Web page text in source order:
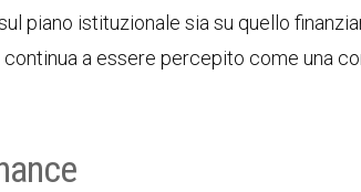
piano istituzionale sia su quello
a essere percepito come una